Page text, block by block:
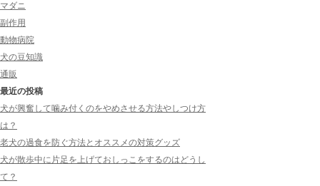
マダニ
副作用
動物病院
犬の豆知識
通販
最近の投稿
犬が興奮して噛み付くのをやめさせる方法やしつけ方
は？
老犬の過食を防ぐ方法とオススメの対策グッズ
犬が散歩中に片足を上げておしっこをするのはどうし
て？